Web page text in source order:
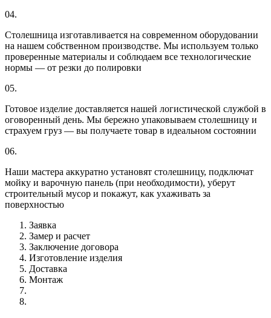
04.
Столешница изготавливается на современном оборудовании
на нашем собственном производстве. Мы используем только
проверенные материалы и соблюдаем все технологические
нормы — от резки до полировки
05.
Готовое изделие доставляется нашей логистической службой в
оговоренный день. Мы бережно упаковываем столешницу и
страхуем груз — вы получаете товар в идеальном состоянии
06.
Наши мастера аккуратно установят столешницу, подключат
мойку и варочную панель (при необходимости), уберут
строительный мусор и покажут, как ухаживать за
поверхностью
Заявка
Замер и расчет
Заключение договора
Изготовление изделия
Доставка
Монтаж